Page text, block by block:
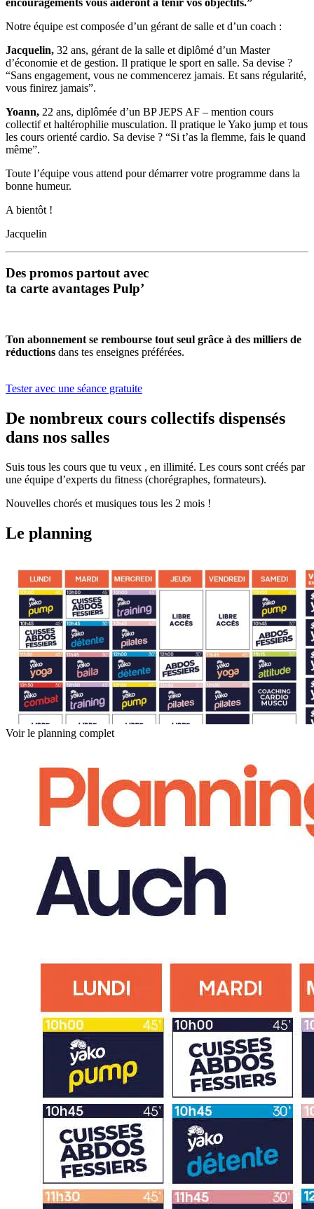
Notre équipe est composée d’un gérant de salle et d’un coach :
Jacquelin, 32 ans, gérant de la salle et diplômé d’un Master
d’économie et de gestion. Il pratique le sport en salle. Sa devise ?
“Sans engagement, vous ne commencerez jamais. Et sans régularité,
vous finirez jamais”.
Yoann, 22 ans, diplômée d’un BP JEPS AF – mention cours
collectif et haltérophilie musculation. Il pratique le Yako jump et tous
les cours orienté cardio. Sa devise ? “Si t’as la flemme, fais le quand
même”.
Toute l’équipe vous attend pour démarrer votre programme dans la
bonne humeur.
A bientôt !
Jacquelin
Des promos partout avec
ta carte avantages Pulp’
Ton abonnement se rembourse tout seul grâce à des milliers de
réductions dans tes enseignes préférées.
Tester avec une séance gratuite
De nombreux cours collectifs dispensés
dans nos salles
Suis tous les cours que tu veux , en illimité. Les cours sont créés par
une équipe d’experts du fitness (chorégraphes, formateurs).
Nouvelles chorés et musiques tous les 2 mois !
Le planning
Voir le planning complet